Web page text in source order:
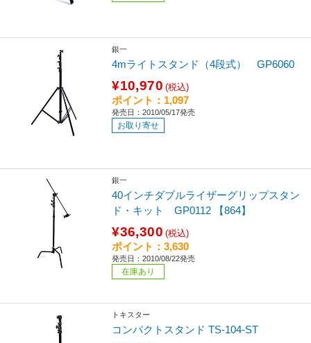
銀一
4mライトスタンド（4段式） GP6060
¥10,970 (税込)
ポイント：1,097
発売日：2010/05/17発売
お取り寄せ
銀一
40インチダブルライザーグリップスタン
ド・キット GP0112 【864】
¥36,300 (税込)
ポイント：3,630
発売日：2010/08/22発売
在庫あり
トキスター
コンパクトスタンド TS-104-ST